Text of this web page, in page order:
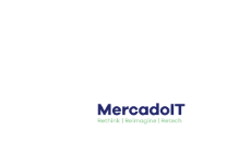
100 GB DAC/AOC